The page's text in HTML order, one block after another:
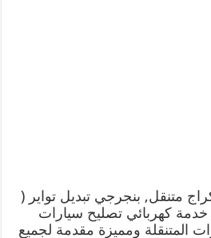
متنقل, بنجرجي تبديل تواير (
خدمة كهربائي تصليح سيارات
المتنقلة ومميزة مقدمة لجميع